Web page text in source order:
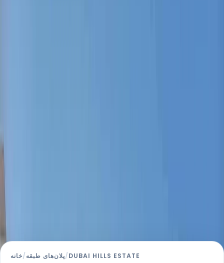
خانه/پلان‌های طبقه/DUBAI HILLS ESTATE